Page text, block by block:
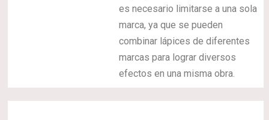
es necesario limitarse a una sola
marca, ya que se pueden
combinar lápices de diferentes
marcas para lograr diversos
efectos en una misma obra.